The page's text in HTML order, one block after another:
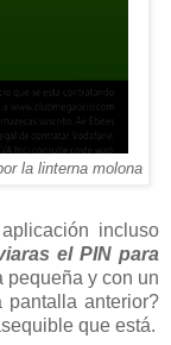
la linterna molona
incluso
el PIN para
pequeña y con un
anterior?
que está.